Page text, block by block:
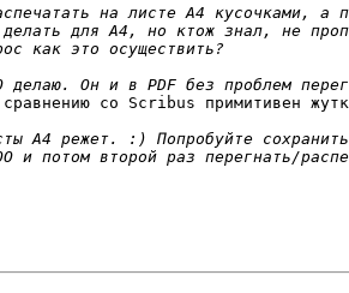
со Scribus примитивен